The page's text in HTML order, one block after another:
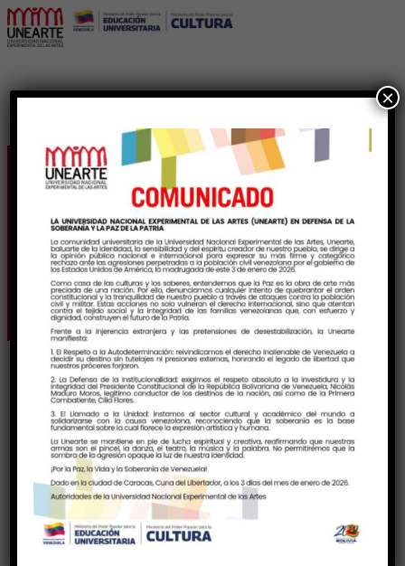
Unearte debate sobre
qué es «Lo Real» en un
mundo de ficción
×